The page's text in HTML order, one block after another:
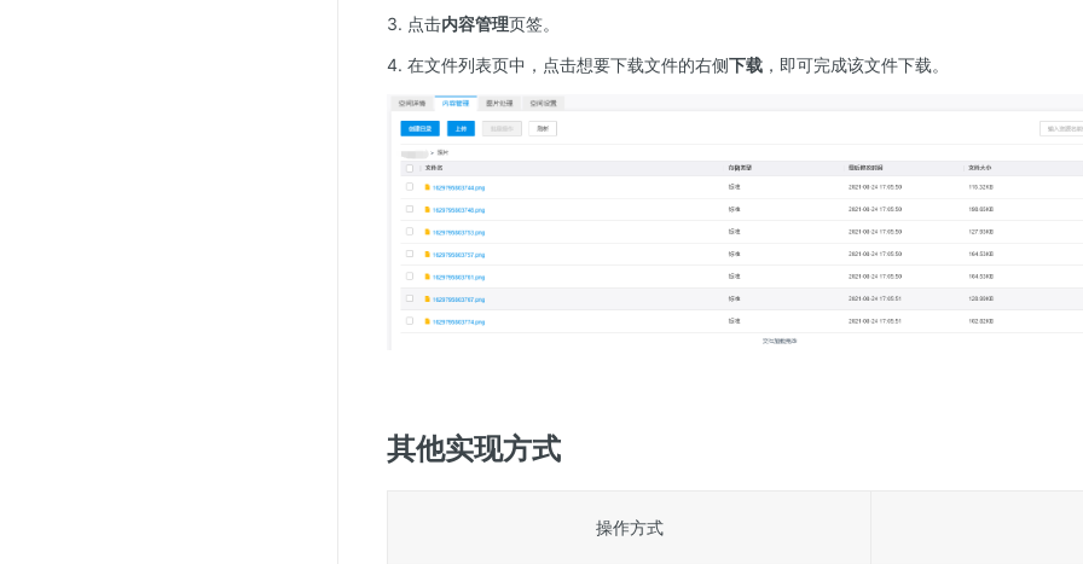
3. 点击内容管理页签。
4. 在文件列表页中，点击想要下载文件的右侧下载 ，即可完成该文件下载。
其他实现方式
操作方式